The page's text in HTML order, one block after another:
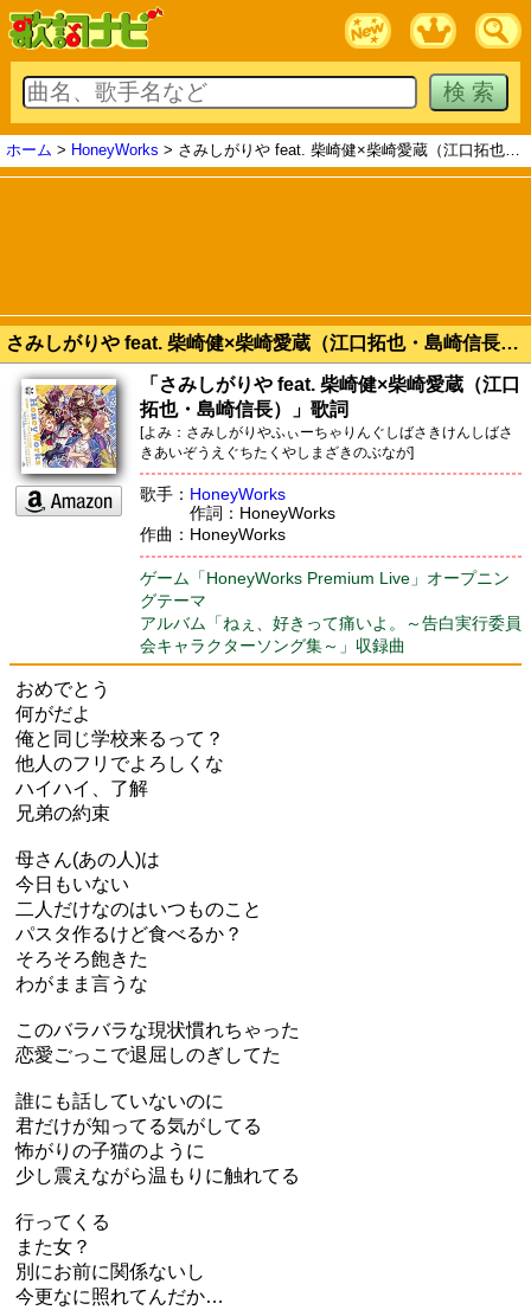
ホーム > HoneyWorks > さみしがりや feat. 柴崎健×柴崎愛蔵（江口拓也・島崎信長）
さみしがりや feat. 柴崎健×柴崎愛蔵（江口拓也・島崎信長）｜歌詞 HoneyWorks
「さみしがりや feat. 柴崎健×柴崎愛蔵（江口
拓也・島崎信長）」歌詞
[よみ：さみしがりやふぃーちゃりんぐしばさきけんしばさ
きあいぞうえぐちたくやしまざきのぶなが]
歌手： HoneyWorks
作詞：HoneyWorks
作曲：HoneyWorks
ゲーム「HoneyWorks Premium Live」オープニン
グテーマ
アルバム「ねぇ、好きって痛いよ。～告白実行委員
会キャラクターソング集～」収録曲
おめでとう
何がだよ
俺と同じ学校来るって？
他人のフリでよろしくな
ハイハイ、了解
兄弟の約束
母さん(あの人)は
今日もいない
二人だけなのはいつものこと
パスタ作るけど食べるか？
そろそろ飽きた
わがまま言うな
このバラバラな現状慣れちゃった
恋愛ごっこで退屈しのぎしてた
誰にも話していないのに
君だけが知ってる気がしてる
怖がりの子猫のように
少し震えながら温もりに触れてる
行ってくる
また女？
別にお前に関係ないし
今更なに照れてんだか…